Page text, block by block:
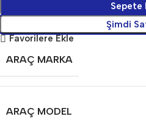
Sepete
Şimdi
Favorilere Ekle
ARAÇ MARKA
ARAÇ MODEL